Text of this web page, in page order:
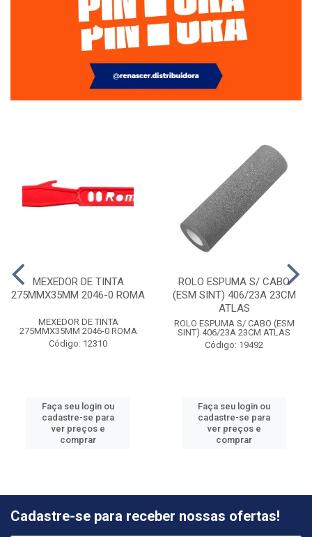
MEXEDOR DE TINTA
275MMX35MM 2046-0 ROMA
MEXEDOR DE TINTA
275MMX35MM 2046-0 ROMA
Código: 12310
Faça seu login ou
cadastre-se para
ver preços e
comprar
ROLO ESPUMA S/ CABO
(ESM SINT) 406/23A 23CM
ATLAS
ROLO ESPUMA S/ CABO (ESM
SINT) 406/23A 23CM ATLAS
Código: 19492
Faça seu login ou
cadastre-se para
ver preços e
comprar
Cadastre-se para receber nossas ofertas!